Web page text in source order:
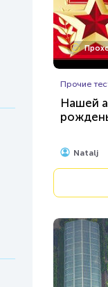
Прочие
Нашей
Natalj